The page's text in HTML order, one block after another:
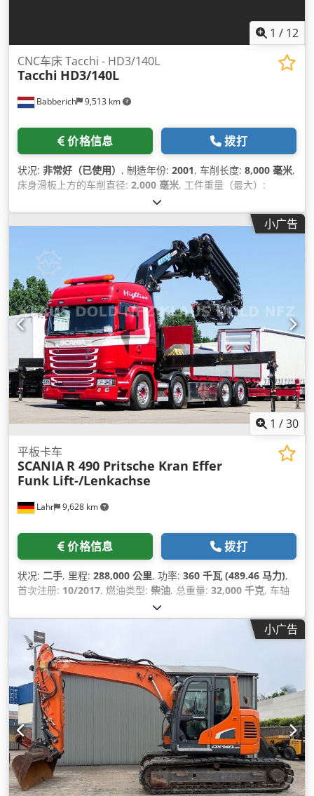
1 / 12
Babberich 9,513 km
CNC车床 Tacchi - HD3/140L
Tacchi HD3/140L
价格信息 拨打
状况: 非常好（已使用） , 制造年份: 2001, 车削长度: 8,000 毫米,
床身滑板上方的车削直径: 2,000 毫米, 工件重量（最大）:
, 顶滑板上方的车削直径:
小广告
1 /30
Lahr 9,628 km
平板卡车
SCANIA R 490 Pritsche Kran Effer
Funk Lift-/Lenkachse
价格信息 拨打
状况: 二手, 里程: 288,000 公里, 功率: 360 千瓦 (489.46 马力),
首次注册: 10/2017, 燃油类型: 柴油, 总重量: 32,000 千克, 车轴
红色
欧6, 装载空间长度:5,800 毫米, 装载空间宽度:2,490 毫米, 货舱
高度:800 毫米
尾板升降机, 空调, 起重机, 防抱死制动系统
(ABS), 驻车加热器
小广告